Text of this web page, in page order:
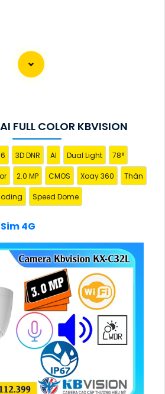
giúp mang lại các giải pháp an
giám sát và bảo vệ tài sản của
mạng Wifi. Trên thị trường
cho bạn tham khảo
FULL COLOR KBVISION
3D DNR AI Dual Light 78°
2.0 MP CMOS Xoay 360 Thân
Speed Dome
4G